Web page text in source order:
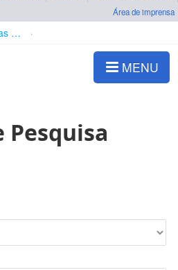
Área de imprensa
Bolsas e Auxílios Vigentes
MENU
Pesquisa